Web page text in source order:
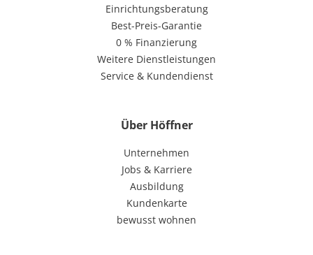
Einrichtungsberatung
Best-Preis-Garantie
0 % Finanzierung
Weitere Dienstleistungen
Service & Kundendienst
Über Höffner
Unternehmen
Jobs & Karriere
Ausbildung
Kundenkarte
bewusst wohnen